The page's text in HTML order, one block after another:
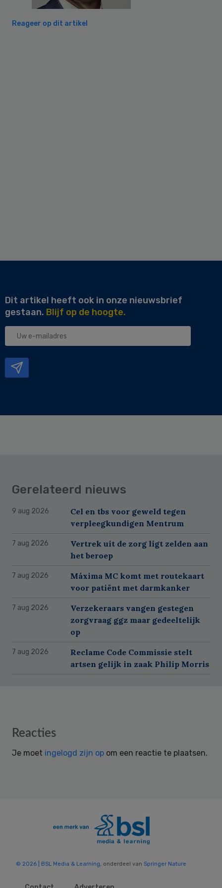
Reageer op dit artikel
Dit artikel heeft ook in onze nieuwsbrief
gestaan. Blijf op de hoogte.
Uw
Gerelateerd nieuws
9 aug 2026
Cel en tbs voor geweld tegen
verpleegkundigen Mentrum
7 aug 2026
Vertrek uit de zorg ligt zelden aan
het beroep
7 aug 2026
Máxima MC komt met routekaart
voor patiënt met darmkanker
7 aug 2026
Verzekeraars vangen gestegen
zorgvraag ggz maar gedeeltelijk
op
7 aug 2026
Reclame Code Commissie stelt
artsen gelijk in zaak Philip Morris
Reader
Reacties
Je moet ingelogd zijn op om een reactie te plaatsen.
© 2026 | BSL Media & Learning, onderdeel van Springer Nature